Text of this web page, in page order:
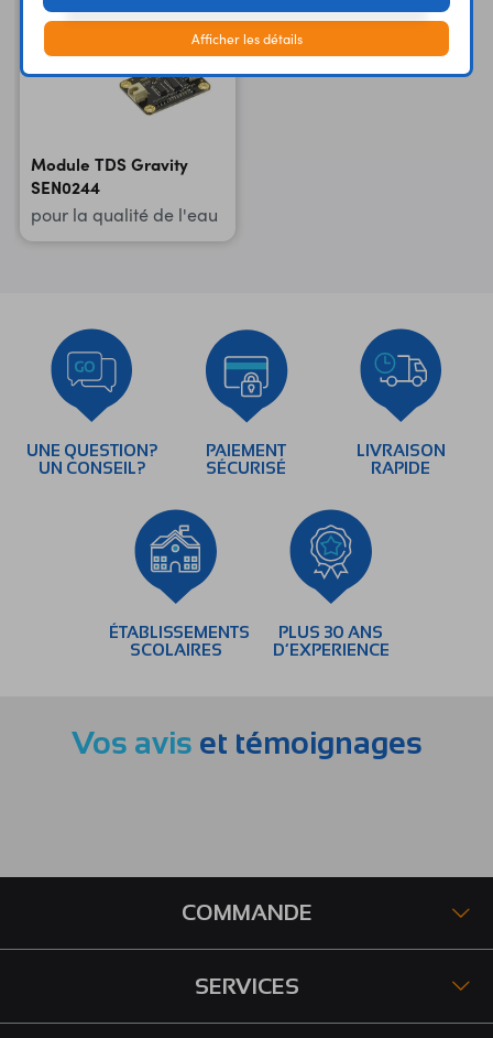
Module TDS Gravity
SEN0244
pour la qualité de l'eau
UNE QUESTION?
UN CONSEIL?
PAIEMENT
SÉCURISÉ
LIVRAISON
RAPIDE
ÉTABLISSEMENTS
SCOLAIRES
PLUS 30 ANS
D’EXPERIENCE
Vos avis et témoignages
COMMANDE
SERVICES
Afficher les détails